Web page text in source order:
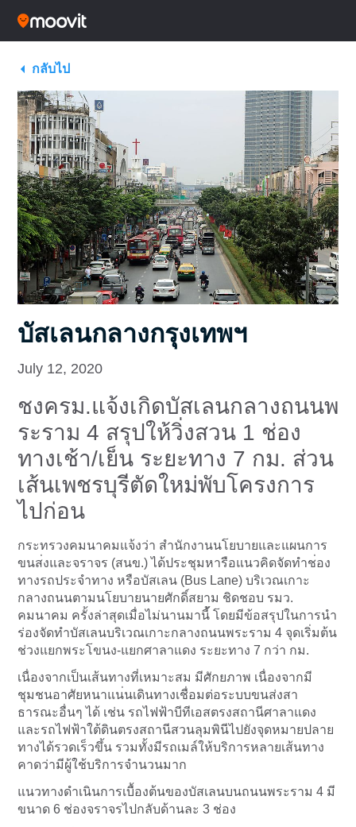
กลับไป
บัสเลนกลางกรุงเทพฯ
July 12, 2020
ชงครม.แจ้งเกิดบัสเลนกลางถนนพ
ระราม 4 สรุปให้วิ่งสวน 1 ช่อง
ทางเช้า/เย็น ระยะทาง 7 กม. ส่วน
เส้นเพชรบุรีตัดใหม่พับโครงการ
ไปก่อน
กระทรวงคมนาคมแจ้งว่า สำนักงานนโยบายและแผนการ
ขนส่งและจราจร (สนข.) ได้ประชุมหารือแนวคิดจัดทำช่อง
ทางรถประจำทาง หรือบัสเลน (Bus Lane) บริเวณเกาะ
กลางถนนตามนโยบายนายศักดิ์สยาม ชิดชอบ รมว.
คมนาคม ครั้งล่าสุดเมื่อไม่นานมานี้ ้ โดยมีข้อสรุปในการนำ
ร่องจัดทำบัสเลนบริเวณเกาะกลางถนนพระราม 4 จุดเริ่มต้น
ช่วงแยกพระโขนง-แยกศาลาแดง ระยะทาง 7 กว่า กม.
เนื่องจากเป็นเส้นทางที่เหมาะสม มีศักยภาพ เนื่องจากมี
ชุมชนอาศัยหนาแน่นเดินทางเชื่อมต่อระบบขนส่งสา
ธารณะอื่นๆ ได้ เช่น รถไฟฟ้าบีทีเอสตรงสถานีศาลาแดง
และรถไฟฟ้าใต้ดินตรงสถานีสวนลุมพินีไปยังจุดหมายปลาย
ทางได้รวดเร็วขึ้น รวมทั้งมีรถเมล์ให้บริการหลายเส้นทาง
คาดว่ามีผู้ใช้บริการจำนวนมาก
แนวทางดำเนินการเบื้องต้นของบัสเลนบนถนนพระราม 4 มี
ขนาด 6 ช่องจราจรไปกลับด้านละ 3 ช่อง